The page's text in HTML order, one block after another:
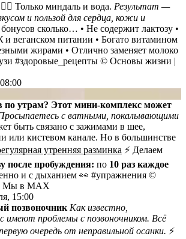
Только миндаль и вода. Результат —
и пользой для сердца, кожи и
сколько… • Не содержит лактозу •
веганском питании • Богато витамином
жирами • Отлично заменяет молоко
#здоровые_рецепты © Основы жизни |
по утрам? Этот мини-комплекс может
с ватными, покалывающими
быть связано с зажимами в шее,
или кистевом канале. Но в большинстве
утренняя разминка ⚡️ Делаем
после пробуждения: по 10 раз каждое
и с дыханием 👀 #упражнения ©
Мы в MAX
15:00
позвоночник Как известно,
имеют проблемы с позвоночником. Всё
очередь от неправильной осанки. ⚡️